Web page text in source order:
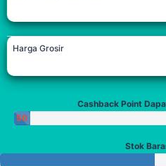
Harga Grosir
Cashback Point
50
Stok